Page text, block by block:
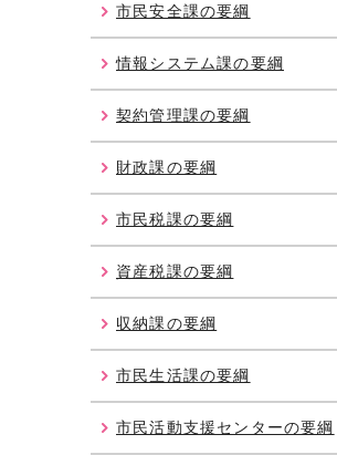
市民安全課の要綱
情報システム課の要綱
契約管理課の要綱
財政課の要綱
市民税課の要綱
資産税課の要綱
収納課の要綱
市民生活課の要綱
市民活動支援センターの要綱